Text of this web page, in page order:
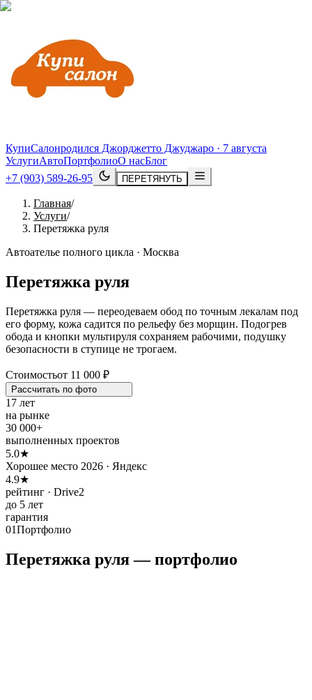
КупиСалонродился Джорджетто Джуджаро · 7 августа
УслугиАвтоПортфолиоО насБлог
+7 (903) 589-26-95
ПЕРЕТЯНУТЬ
Главная/
Услуги/
Перетяжка руля
Автоателье полного цикла · Москва
Перетяжка руля
Перетяжка руля — переодеваем обод по точным лекалам под
его форму, кожа садится по рельефу без морщин. Подогрев
обода и кнопки мультируля сохраняем рабочими, подушку
безопасности в ступице не трогаем.
Стоимостьот 11 000 ₽
Рассчитать по фото
17 лет
на рынке
30 000+
выполненных проектов
5.0★
Хорошее место 2026 · Яндекс
4.9★
рейтинг · Drive2
до 5 лет
гарантия
01Портфолио
Перетяжка руля — портфолио